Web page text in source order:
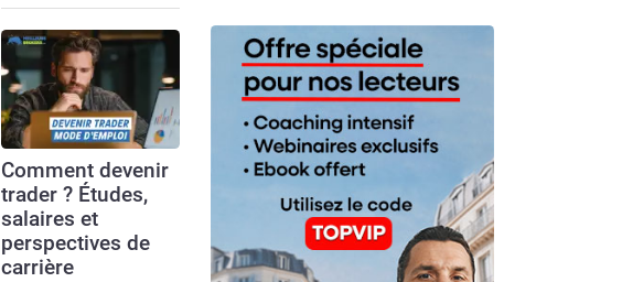
Comment devenir
trader ? Études,
salaires et
perspectives de
carrière